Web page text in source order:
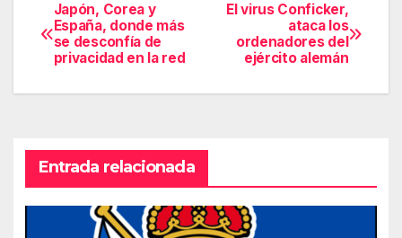
Navegación
de
entradas
El virus Conficker,
ataca los
ordenadores del
ejército alemán
Japón, Corea y
España, donde más
se desconfía de
privacidad en la red
Entrada relacionada